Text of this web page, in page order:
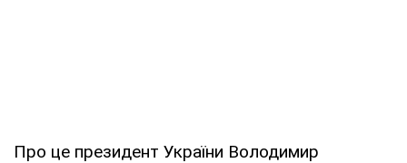
Про це президент України Володимир